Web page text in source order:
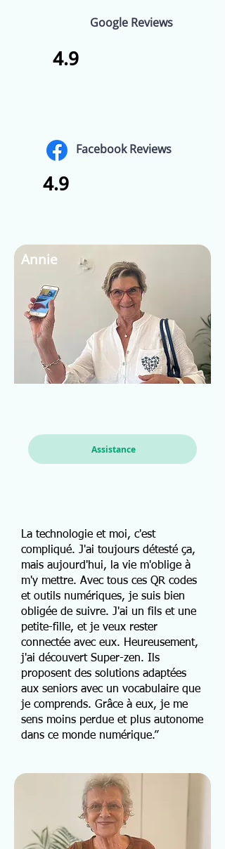
Google Reviews
4.9
Facebook Reviews
4.9
Annie
Assistance
La technologie et moi, c'est
compliqué. J'ai toujours détesté ça,
mais aujourd'hui, la vie m'oblige à
m'y mettre. Avec tous ces QR codes
et outils numériques, je suis bien
obligée de suivre. J'ai un fils et une
petite-fille, et je veux rester
connectée avec eux. Heureusement,
j'ai découvert Super-zen. Ils
proposent des solutions adaptées
aux seniors avec un vocabulaire que
je comprends. Grâce à eux, je me
sens moins perdue et plus autonome
dans ce monde numérique.”